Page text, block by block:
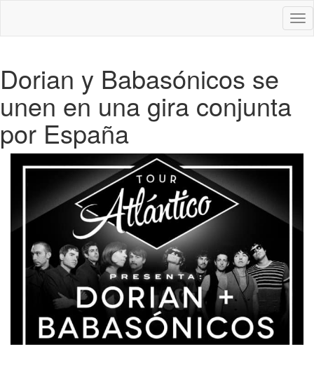
Dorian y Babasónicos se
unen en una gira conjunta
por España